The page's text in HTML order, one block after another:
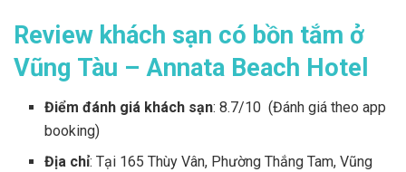
Review khách sạn có bồn tắm ở
Vũng Tàu – Annata Beach Hotel
Điểm đánh giá khách sạn: 8.7/10 (Đánh giá theo app
booking)
Địa chỉ: Tại 165 Thùy Vân, Phường Thắng Tam, Vũng